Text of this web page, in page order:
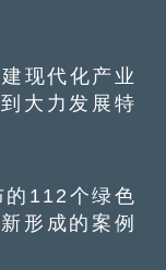
现代化产业
大力发展特
112个绿色
形成的案例